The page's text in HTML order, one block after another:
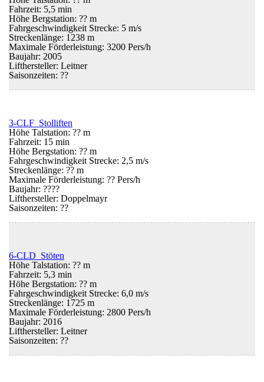
Fahrzeit: 5,5 min
Höhe Bergstation: ?? m
Fahrgeschwindigkeit Strecke: 5 m/s
Streckenlänge: 1238 m
Maximale Förderleistung: 3200 Pers/h
Baujahr: 2005
Lifthersteller: Leitner
Saisonzeiten: ??
3-CLF Stolliften
Höhe Talstation: ?? m
Fahrzeit: 15 min
Höhe Bergstation: ?? m
Fahrgeschwindigkeit Strecke: 2,5 m/s
Streckenlänge: ?? m
Maximale Förderleistung: ?? Pers/h
Baujahr: ????
Lifthersteller: Doppelmayr
Saisonzeiten: ??
6-CLD Stöten
Höhe Talstation: ?? m
Fahrzeit: 5,3 min
Höhe Bergstation: ?? m
Fahrgeschwindigkeit Strecke: 6,0 m/s
Streckenlänge: 1725 m
Maximale Förderleistung: 2800 Pers/h
Baujahr: 2016
Lifthersteller: Leitner
Saisonzeiten: ??